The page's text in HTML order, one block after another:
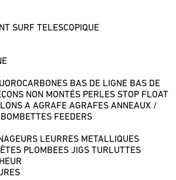
SURF TELESCOPIQUE
BAS DE LIGNE BAS DE
NON MONTÉS PERLES STOP FLOAT
A AGRAFE AGRAFES ANNEAUX /
FEEDERS
LEURRES METALLIQUES
PLOMBEES JIGS TURLUTTES